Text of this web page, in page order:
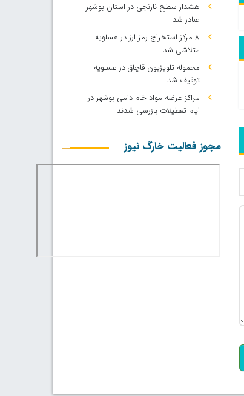
هشدار سطح نارنجی در استان بوشهر
صادر شد
۸ مرکز استخراج رمز ارز در عسلویه
متلاشی شد
محموله تلویزیون قاچاق در عسلویه
توقیف شد
مراکز عرضه مواد خام دامی بوشهر در
ایام تعطیلات بازرسی شدند
مجوز فعالیت خارگ نیوز